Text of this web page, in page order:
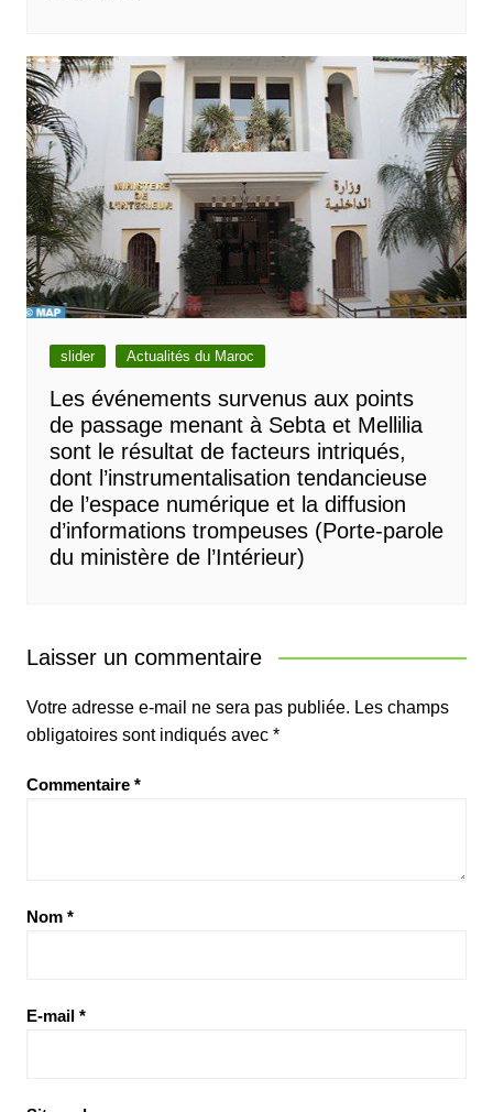
slider Actualités du Maroc
Les événements survenus aux points
de passage menant à Sebta et Mellilia
sont le résultat de facteurs intriqués,
dont l’instrumentalisation tendancieuse
de l’espace numérique et la diffusion
d’informations trompeuses (Porte-parole
du ministère de l’Intérieur)
Laisser un commentaire
Votre adresse e-mail ne sera pas publiée. Les champs
obligatoires sont indiqués avec *
Commentaire *
Nom *
E-mail *